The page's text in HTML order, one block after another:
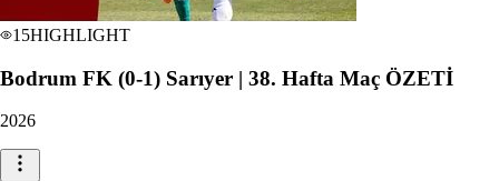
15HIGHLIGHT
Bodrum FK (0-1) Sarıyer | 38. Hafta Maç ÖZETİ
2026